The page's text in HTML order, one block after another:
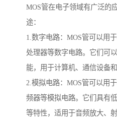
MOS管在电子领域有广泛的
途：
1.数字电路：MOS管可以用
处理器等数字电路。它们可
能，用于计算机、通信设备
2.模拟电路：MOS管可以用
频器等模拟电路。它们具有
等特性，适用于音频放大、